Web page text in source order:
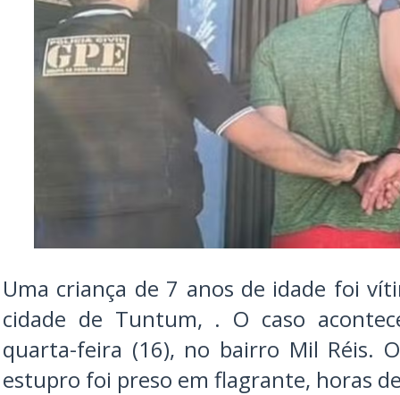
Uma criança de 7 anos de idade foi
cidade de Tuntum, . O caso
quarta-feira (16), no bairro Mil Réis.
estupro foi preso em flagrante, horas